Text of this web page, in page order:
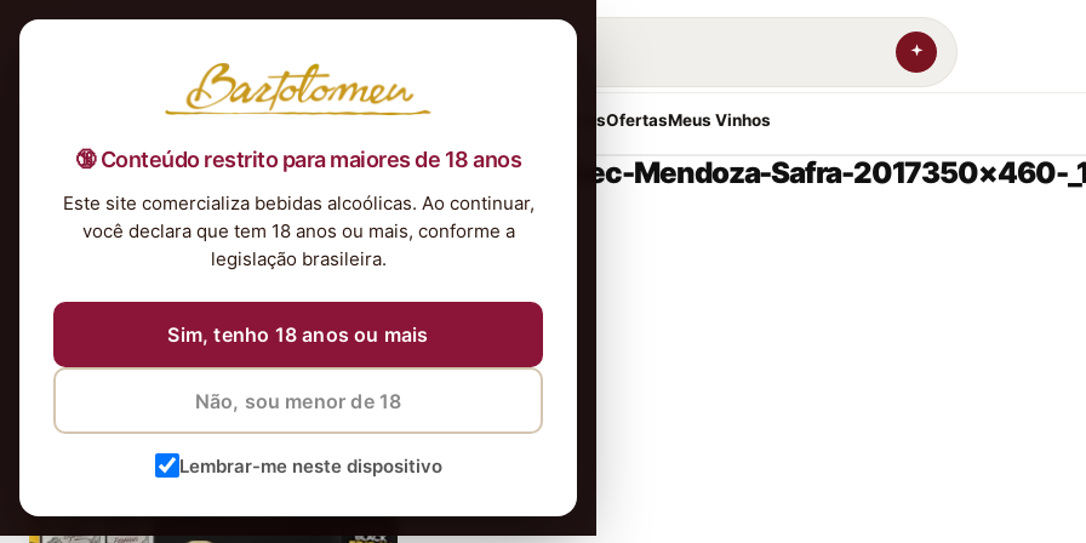
🔞 Conteúdo restrito para maiores de 18 anos
Este site comercializa bebidas alcoólicas. Ao continuar,
você declara que tem 18 anos ou mais, conforme a
legislação brasileira.
Sim, tenho 18 anos ou mais
Não, sou menor de 18
Lembrar-me neste dispositivo
Nossa Seleção TintosBrancosEspumantesRosés Kits & PresentesOfertasMeus Vinhos
Susana-Balbo-BenMarco-Expresivo-Malbec-Mendoza-Safra-2017350×460-